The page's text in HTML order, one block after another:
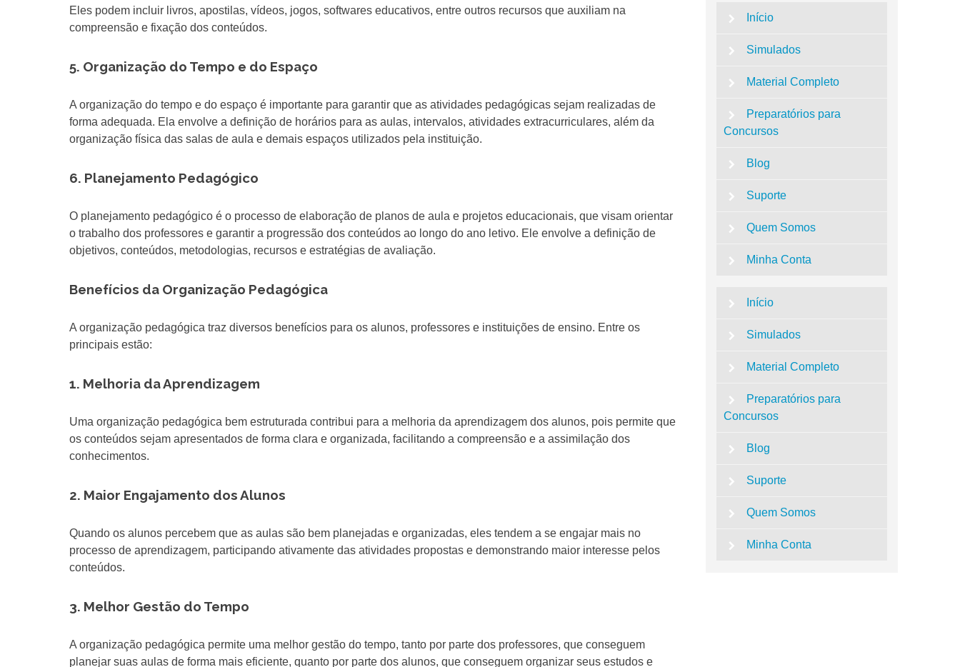
Eles podem incluir livros, apostilas, vídeos, jogos, softwares educativos, entre outros recursos que auxiliam na
compreensão e fixação dos conteúdos.
5. Organização do Tempo e do Espaço
A organização do tempo e do espaço é importante para garantir que as atividades pedagógicas sejam realizadas de
forma adequada. Ela envolve a definição de horários para as aulas, intervalos, atividades extracurriculares, além da
organização física das salas de aula e demais espaços utilizados pela instituição.
6. Planejamento Pedagógico
O planejamento pedagógico é o processo de elaboração de planos de aula e projetos educacionais, que visam orientar
o trabalho dos professores e garantir a progressão dos conteúdos ao longo do ano letivo. Ele envolve a definição de
objetivos, conteúdos, metodologias, recursos e estratégias de avaliação.
Benefícios da Organização Pedagógica
A organização pedagógica traz diversos benefícios para os alunos, professores e instituições de ensino. Entre os
principais estão:
1. Melhoria da Aprendizagem
Uma organização pedagógica bem estruturada contribui para a melhoria da aprendizagem dos alunos, pois permite que
os conteúdos sejam apresentados de forma clara e organizada, facilitando a compreensão e a assimilação dos
conhecimentos.
2. Maior Engajamento dos Alunos
Quando os alunos percebem que as aulas são bem planejadas e organizadas, eles tendem a se engajar mais no
processo de aprendizagem, participando ativamente das atividades propostas e demonstrando maior interesse pelos
conteúdos.
3. Melhor Gestão do Tempo
A organização pedagógica permite uma melhor gestão do tempo, tanto por parte dos professores, que conseguem
planejar suas aulas de forma mais eficiente, quanto por parte dos alunos, que conseguem organizar seus estudos e
Início
Simulados
Material Completo
Preparatórios para
Concursos
Blog
Suporte
Quem Somos
Minha Conta
Início
Simulados
Material Completo
Preparatórios para
Concursos
Blog
Suporte
Quem Somos
Minha Conta